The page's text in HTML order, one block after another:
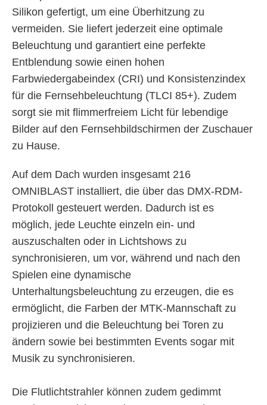
Silikon gefertigt, um eine Überhitzung zu
vermeiden. Sie liefert jederzeit eine optimale
Beleuchtung und garantiert eine perfekte
Entblendung sowie einen hohen
Farbwiedergabeindex (CRI) und Konsistenzindex
für die Fernsehbeleuchtung (TLCI 85+). Zudem
sorgt sie mit flimmerfreiem Licht für lebendige
Bilder auf den Fernsehbildschirmen der Zuschauer
zu Hause.
Auf dem Dach wurden insgesamt 216
OMNIBLAST installiert, die über das DMX-RDM-
Protokoll gesteuert werden. Dadurch ist es
möglich, jede Leuchte einzeln ein- und
auszuschalten oder in Lichtshows zu
synchronisieren, um vor, während und nach den
Spielen eine dynamische
Unterhaltungsbeleuchtung zu erzeugen, die es
ermöglicht, die Farben der MTK-Mannschaft zu
projizieren und die Beleuchtung bei Toren zu
ändern sowie bei bestimmten Events sogar mit
Musik zu synchronisieren.
Die Flutlichtstrahler können zudem gedimmt